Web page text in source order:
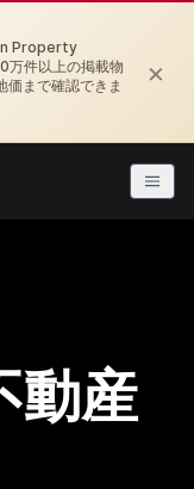
Property
万件以上の掲載物
価まで確認できま
×
動産